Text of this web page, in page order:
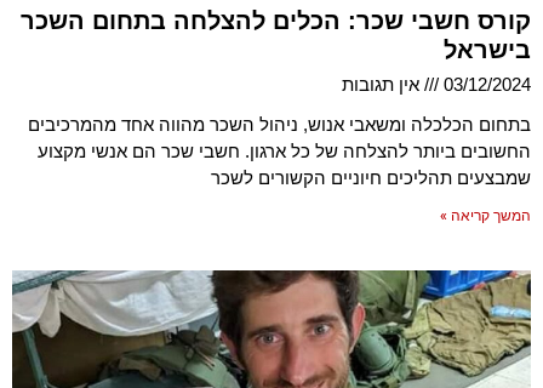
קורס חשבי שכר: הכלים להצלחה בתחום השכר
בישראל
03/12/2024
אין תגובות
בתחום הכלכלה ומשאבי אנוש, ניהול השכר מהווה אחד מהמרכיבים
החשובים ביותר להצלחה של כל ארגון. חשבי שכר הם אנשי מקצוע
שמבצעים תהליכים חיוניים הקשורים לשכר
המשך קריאה »